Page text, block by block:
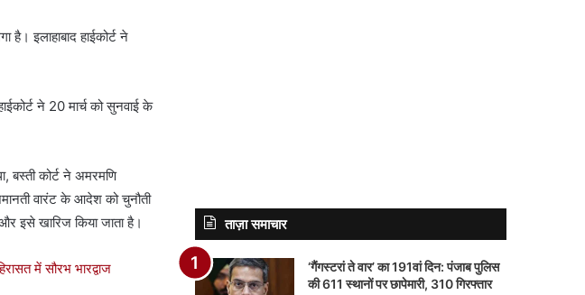
है। इलाहाबाद हाईकोर्ट ने
ने 20 मार्च को सुनवाई के
बस्ती कोर्ट ने अमरमणि
वारंट के आदेश को चुनौती
इसे खारिज किया जाता है।
में सौरभ भारद्वाज
ताज़ा समाचार
‘गैंगस्टरां ते वार’ का 191वां दिन: पंजाब पुलिस
की 611 स्थानों पर छापेमारी, 310 गिरफ्तार